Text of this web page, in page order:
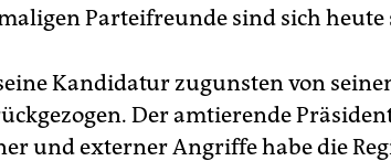
Parteifreunde sind sich
Kandidatur zugunsten von
Der amtierende
und externer Angriffe habe die